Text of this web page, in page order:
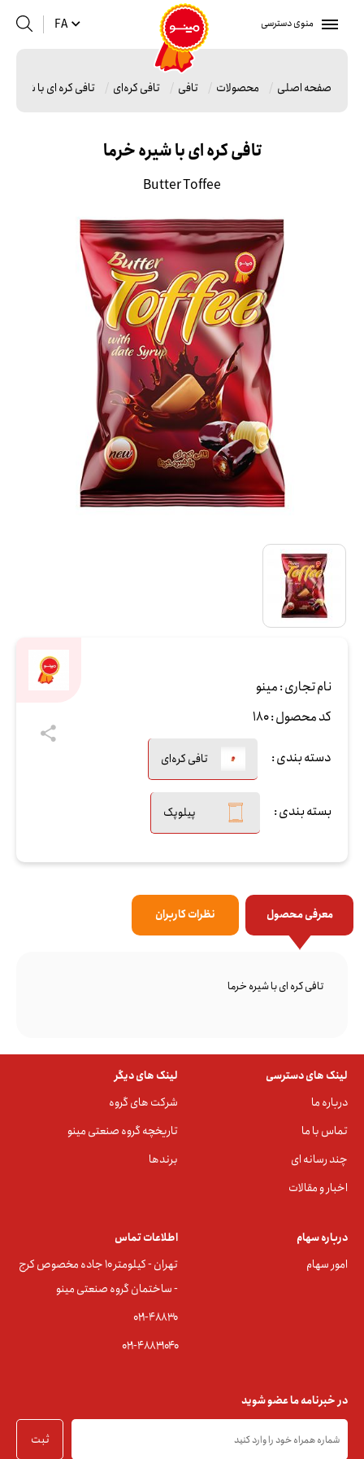
منوی دسترسی FA
صفحه اصلی محصولات تافی تافی کره‌ای تافی کره ای با شیره
تافی کره ای با شیره خرما
Butter Toffee
نام تجاری :مینو
کد محصول :180
دسته بندی : تافی کره‌ای
بسته بندی : پیلوپک
معرفی محصول نظرات کاربران
تافی کره ای با شیره خرما
لینک های دسترسی
درباره ما
تماس با ما
چند رسانه ای
اخبار و مقالات
لینک های دیگر
شرکت های گروه
تاریخچه گروه صنعتی مینو
برندها
درباره سهام
امور سهام
اطلاعات تماس
تهران - کیلومتر ۱۰ جاده مخصوص کرج
- ساختمان گروه صنعتی مینو
۰۲۱-۴۸۸۳0
۰۲۱-۴۸۸۳۱۰۴۰
در خبرنامه ما عضو شوید
ثبت